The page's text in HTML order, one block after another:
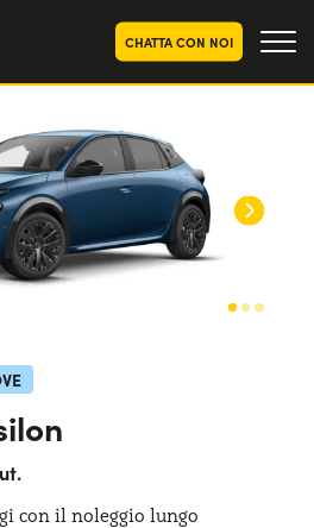
CHATTA CON NOI
LUNGO TERMINE
SCEGLI UN PAESE
con il noleggio lungo